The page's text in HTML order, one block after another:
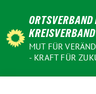
Inhalt
MUT FÜR
- KRAFT FÜR